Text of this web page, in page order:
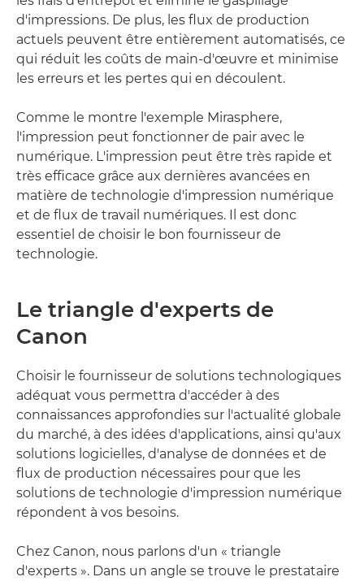
d'impressions. De plus, les flux de production
actuels peuvent être entièrement automatisés, ce
qui réduit les coûts de main-d'œuvre et minimise
les erreurs et les pertes qui en découlent.
Comme le montre l'exemple Mirasphere,
l'impression peut fonctionner de pair avec le
numérique. L'impression peut être très rapide et
très efficace grâce aux dernières avancées en
matière de technologie d'impression numérique
et de flux de travail numériques. Il est donc
essentiel de choisir le bon fournisseur de
technologie.
Le triangle d'experts de
Canon
Choisir le fournisseur de solutions technologiques
adéquat vous permettra d'accéder à des
connaissances approfondies sur l'actualité globale
du marché, à des idées d'applications, ainsi qu'aux
solutions logicielles, d'analyse de données et de
flux de production nécessaires pour que les
solutions de technologie d'impression numérique
répondent à vos besoins.
Chez Canon, nous parlons d'un « triangle
d'experts ». Dans un angle se trouve le prestataire